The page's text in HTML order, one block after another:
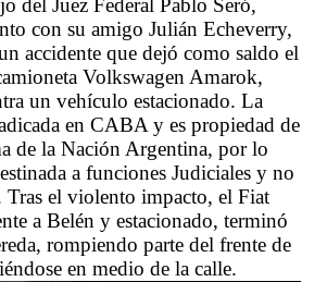
del Juez Federal Pablo Seró,
con su amigo Julián Echeverry,
accidente que dejó como saldo el
Volkswagen Amarok,
un vehículo estacionado. La
en CABA y es propiedad de
de la Nación Argentina, por lo
a funciones Judiciales y no
Tras el violento impacto, el Fiat
a Belén y estacionado, terminó
rompiendo parte del frente de
en medio de la calle.